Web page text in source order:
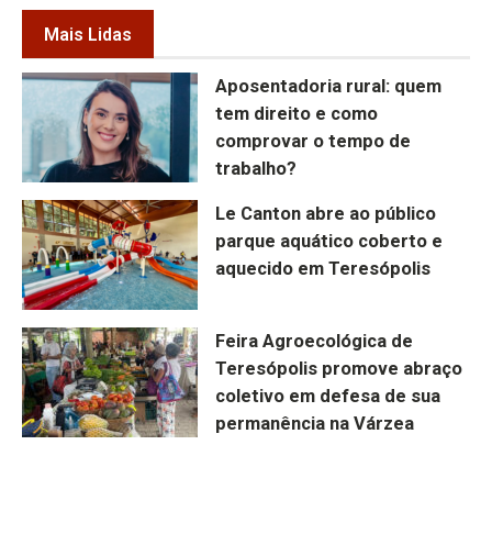
Mais Lidas
Aposentadoria rural: quem
tem direito e como
comprovar o tempo de
trabalho?
Le Canton abre ao público
parque aquático coberto e
aquecido em Teresópolis
Feira Agroecológica de
Teresópolis promove abraço
coletivo em defesa de sua
permanência na Várzea